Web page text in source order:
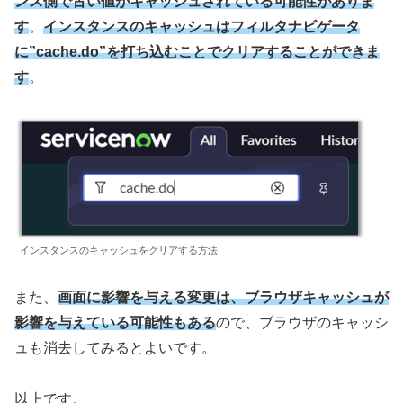
す。 インスタンスのキャッシュはフィルタナビゲータ
に”cache.do”を打ち込むことでクリアすることができま
す。
インスタンスのキャッシュをクリアする方法
また、 画面に影響を与える変更は、ブラウザキャッシュが
影響を与えている可能性もあるので、ブラウザのキャッシ
ュも消去してみるとよいです。
以上です。